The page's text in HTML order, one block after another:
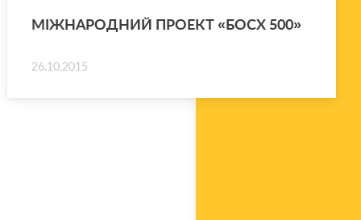
МІЖ­НА­РО­ДНИЙ ПРО­ЕКТ «БОСХ 500»
26.10.2015